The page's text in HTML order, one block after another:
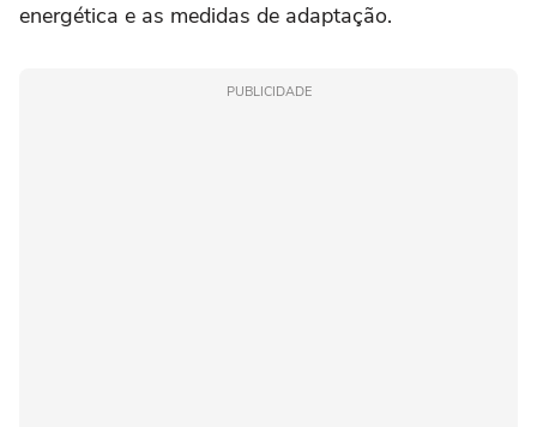
energética e as medidas de adaptação.
PUBLICIDADE